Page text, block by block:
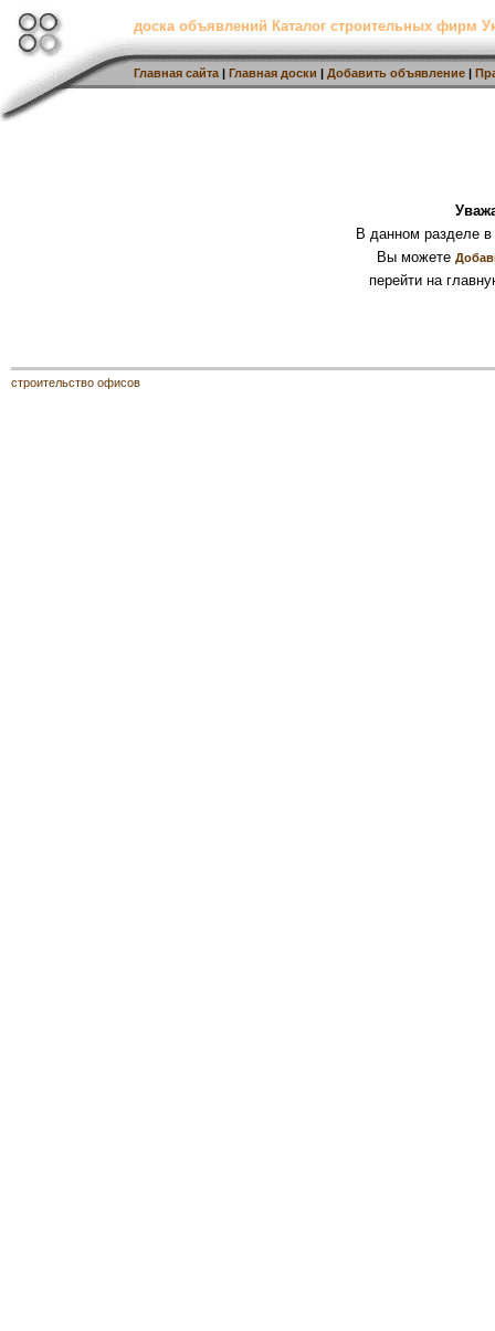
доска объявлений Каталог строительных фирм
Главная сайта | Главная доски | Добавить объявление |
В данном разделе
Вы можете
перейти на
строительство офисов